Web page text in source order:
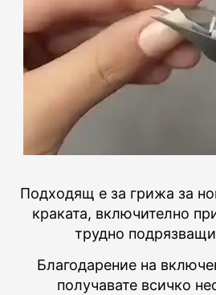
Подходящ е за грижа за
краката, включително
трудно
Благодарение на
получавате всичко